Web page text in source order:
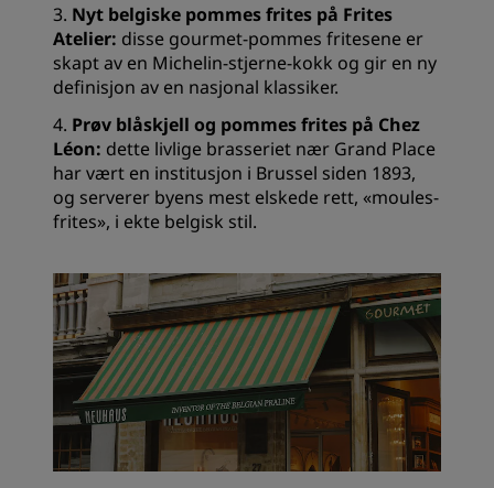
3. Nyt belgiske pommes frites på Frites
Atelier: disse gourmet-pommes fritesene er
skapt av en Michelin-stjerne-kokk og gir en ny
definisjon av en nasjonal klassiker.
4. Prøv blåskjell og pommes frites på Chez
Léon: dette livlige brasseriet nær Grand Place
har vært en institusjon i Brussel siden 1893,
og serverer byens mest elskede rett, «moules-
frites», i ekte belgisk stil.